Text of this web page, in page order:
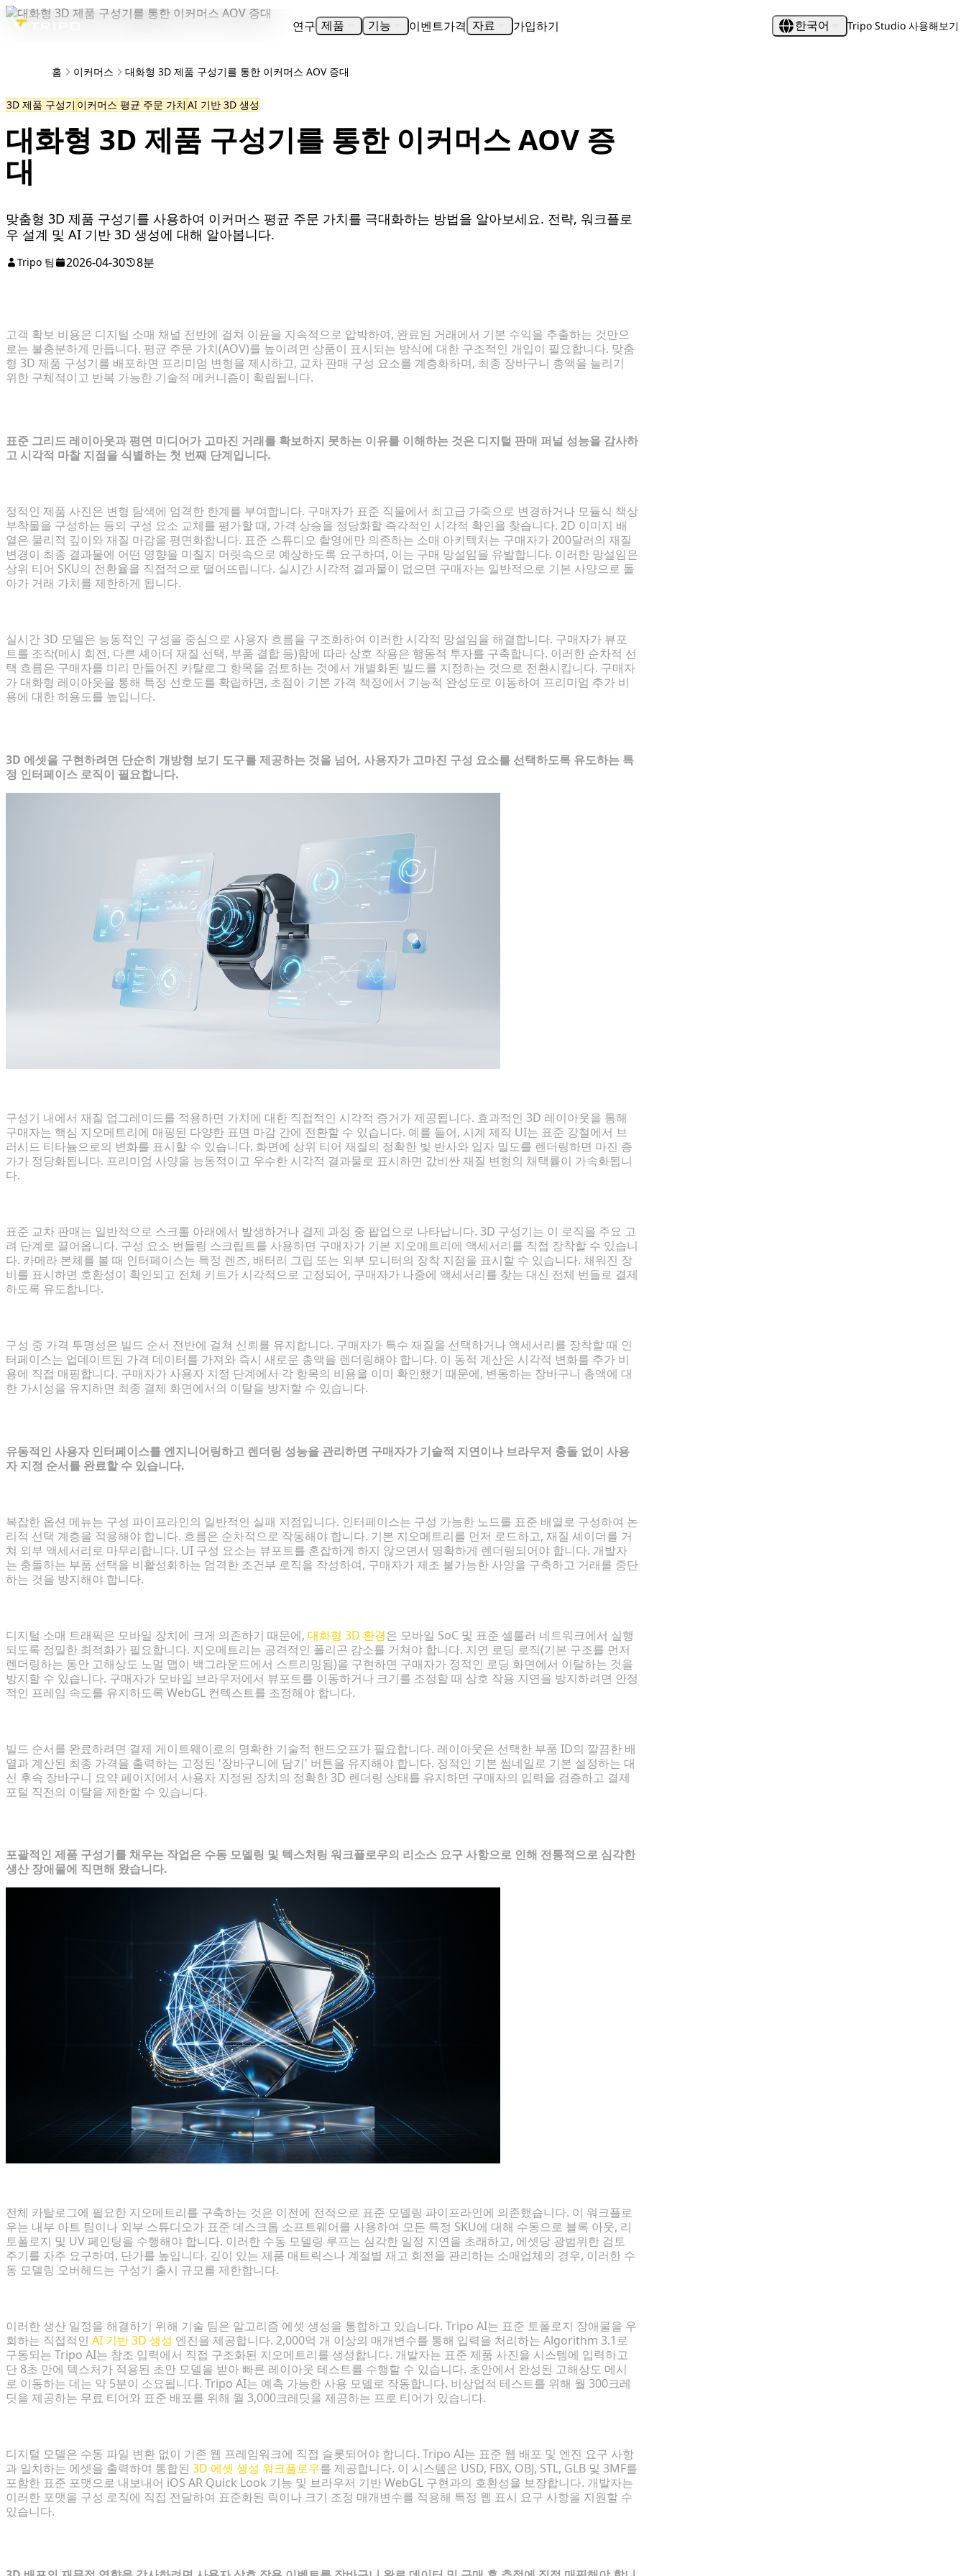
연구 제품 기능 이벤트가격 자료 가입하기 한국어 Tripo Studio 사용해보기
홈 이커머스 대화형 3D 제품 구성기를 통한 이커머스 AOV 증대
3D 제품 구성기 이커머스 평균 주문 가치 AI 기반 3D 생성
대화형 3D 제품 구성기를 통한 이커머스 AOV 증
대
맞춤형 3D 제품 구성기를 사용하여 이커머스 평균 주문 가치를 극대화하는 방법을 알아보세요. 전략, 워크플로
우 설계 및 AI 기반 3D 생성에 대해 알아봅니다.
Tripo 팀 2026-04-30 8분
고객 확보 비용은 디지털 소매 채널 전반에 걸쳐 이윤을 지속적으로 압박하여, 완료된 거래에서 기본 수익을 추출하는 것만으
로는 불충분하게 만듭니다. 평균 주문 가치(AOV)를 높이려면 상품이 표시되는 방식에 대한 구조적인 개입이 필요합니다. 맞춤
형 3D 제품 구성기를 배포하면 프리미엄 변형을 제시하고, 교차 판매 구성 요소를 계층화하며, 최종 장바구니 총액을 늘리기
위한 구체적이고 반복 가능한 기술적 메커니즘이 확립됩니다.
표준 그리드 레이아웃과 평면 미디어가 고마진 거래를 확보하지 못하는 이유를 이해하는 것은 디지털 판매 퍼널 성능을 감사하
고 시각적 마찰 지점을 식별하는 첫 번째 단계입니다.
정적인 제품 사진은 변형 탐색에 엄격한 한계를 부여합니다. 구매자가 표준 직물에서 최고급 가죽으로 변경하거나 모듈식 책상
부착물을 구성하는 등의 구성 요소 교체를 평가할 때, 가격 상승을 정당화할 즉각적인 시각적 확인을 찾습니다. 2D 이미지 배
열은 물리적 깊이와 재질 마감을 평면화합니다. 표준 스튜디오 촬영에만 의존하는 소매 아키텍처는 구매자가 200달러의 재질
변경이 최종 결과물에 어떤 영향을 미칠지 머릿속으로 예상하도록 요구하며, 이는 구매 망설임을 유발합니다. 이러한 망설임은
상위 티어 SKU의 전환율을 직접적으로 떨어뜨립니다. 실시간 시각적 결과물이 없으면 구매자는 일반적으로 기본 사양으로 돌
아가 거래 가치를 제한하게 됩니다.
실시간 3D 모델은 능동적인 구성을 중심으로 사용자 흐름을 구조화하여 이러한 시각적 망설임을 해결합니다. 구매자가 뷰포
트를 조작(메시 회전, 다른 셰이더 재질 선택, 부품 결합 등)함에 따라 상호 작용은 행동적 투자를 구축합니다. 이러한 순차적 선
택 흐름은 구매자를 미리 만들어진 카탈로그 항목을 검토하는 것에서 개별화된 빌드를 지정하는 것으로 전환시킵니다. 구매자
가 대화형 레이아웃을 통해 특정 선호도를 확립하면, 초점이 기본 가격 책정에서 기능적 완성도로 이동하여 프리미엄 추가 비
용에 대한 허용도를 높입니다.
3D 에셋을 구현하려면 단순히 개방형 보기 도구를 제공하는 것을 넘어, 사용자가 고마진 구성 요소를 선택하도록 유도하는 특
정 인터페이스 로직이 필요합니다.
구성기 내에서 재질 업그레이드를 적용하면 가치에 대한 직접적인 시각적 증거가 제공됩니다. 효과적인 3D 레이아웃을 통해
구매자는 핵심 지오메트리에 매핑된 다양한 표면 마감 간에 전환할 수 있습니다. 예를 들어, 시계 제작 UI는 표준 강철에서 브
러시드 티타늄으로의 변화를 표시할 수 있습니다. 화면에 상위 티어 재질의 정확한 빛 반사와 입자 밀도를 렌더링하면 마진 증
가가 정당화됩니다. 프리미엄 사양을 능동적이고 우수한 시각적 결과물로 표시하면 값비싼 재질 변형의 채택률이 가속화됩니
다.
표준 교차 판매는 일반적으로 스크롤 아래에서 발생하거나 결제 과정 중 팝업으로 나타납니다. 3D 구성기는 이 로직을 주요 고
려 단계로 끌어옵니다. 구성 요소 번들링 스크립트를 사용하면 구매자가 기본 지오메트리에 액세서리를 직접 장착할 수 있습니
다. 카메라 본체를 볼 때 인터페이스는 특정 렌즈, 배터리 그립 또는 외부 모니터의 장착 지점을 표시할 수 있습니다. 채워진 장
비를 표시하면 호환성이 확인되고 전체 키트가 시각적으로 고정되어, 구매자가 나중에 액세서리를 찾는 대신 전체 번들로 결제
하도록 유도합니다.
구성 중 가격 투명성은 빌드 순서 전반에 걸쳐 신뢰를 유지합니다. 구매자가 특수 재질을 선택하거나 액세서리를 장착할 때 인
터페이스는 업데이트된 가격 데이터를 가져와 즉시 새로운 총액을 렌더링해야 합니다. 이 동적 계산은 시각적 변화를 추가 비
용에 직접 매핑합니다. 구매자가 사용자 지정 단계에서 각 항목의 비용을 이미 확인했기 때문에, 변동하는 장바구니 총액에 대
한 가시성을 유지하면 최종 결제 화면에서의 이탈을 방지할 수 있습니다.
유동적인 사용자 인터페이스를 엔지니어링하고 렌더링 성능을 관리하면 구매자가 기술적 지연이나 브라우저 충돌 없이 사용
자 지정 순서를 완료할 수 있습니다.
복잡한 옵션 메뉴는 구성 파이프라인의 일반적인 실패 지점입니다. 인터페이스는 구성 가능한 노드를 표준 배열로 구성하여 논
리적 선택 계층을 적용해야 합니다. 흐름은 순차적으로 작동해야 합니다. 기본 지오메트리를 먼저 로드하고, 재질 셰이더를 거
쳐 외부 액세서리로 마무리합니다. UI 구성 요소는 뷰포트를 혼잡하게 하지 않으면서 명확하게 렌더링되어야 합니다. 개발자
는 충돌하는 부품 선택을 비활성화하는 엄격한 조건부 로직을 작성하여, 구매자가 제조 불가능한 사양을 구축하고 거래를 중단
하는 것을 방지해야 합니다.
디지털 소매 트래픽은 모바일 장치에 크게 의존하기 때문에, 대화형 3D 환경은 모바일 SoC 및 표준 셀룰러 네트워크에서 실행
되도록 정밀한 최적화가 필요합니다. 지오메트리는 공격적인 폴리곤 감소를 거쳐야 합니다. 지연 로딩 로직(기본 구조를 먼저
렌더링하는 동안 고해상도 노멀 맵이 백그라운드에서 스트리밍됨)을 구현하면 구매자가 정적인 로딩 화면에서 이탈하는 것을
방지할 수 있습니다. 구매자가 모바일 브라우저에서 뷰포트를 이동하거나 크기를 조정할 때 상호 작용 지연을 방지하려면 안정
적인 프레임 속도를 유지하도록 WebGL 컨텍스트를 조정해야 합니다.
빌드 순서를 완료하려면 결제 게이트웨이로의 명확한 기술적 핸드오프가 필요합니다. 레이아웃은 선택한 부품 ID의 깔끔한 배
열과 계산된 최종 가격을 출력하는 고정된 '장바구니에 담기' 버튼을 유지해야 합니다. 정적인 기본 썸네일로 기본 설정하는 대
신 후속 장바구니 요약 페이지에서 사용자 지정된 장치의 정확한 3D 렌더링 상태를 유지하면 구매자의 입력을 검증하고 결제
포털 직전의 이탈을 제한할 수 있습니다.
포괄적인 제품 구성기를 채우는 작업은 수동 모델링 및 텍스처링 워크플로우의 리소스 요구 사항으로 인해 전통적으로 심각한
생산 장애물에 직면해 왔습니다.
전체 카탈로그에 필요한 지오메트리를 구축하는 것은 이전에 전적으로 표준 모델링 파이프라인에 의존했습니다. 이 워크플로
우는 내부 아트 팀이나 외부 스튜디오가 표준 데스크톱 소프트웨어를 사용하여 모든 특정 SKU에 대해 수동으로 블록 아웃, 리
토폴로지 및 UV 페인팅을 수행해야 합니다. 이러한 수동 모델링 루프는 심각한 일정 지연을 초래하고, 에셋당 광범위한 검토
주기를 자주 요구하며, 단가를 높입니다. 깊이 있는 제품 매트릭스나 계절별 재고 회전을 관리하는 소매업체의 경우, 이러한 수
동 모델링 오버헤드는 구성기 출시 규모를 제한합니다.
이러한 생산 일정을 해결하기 위해 기술 팀은 알고리즘 에셋 생성을 통합하고 있습니다. Tripo AI는 표준 토폴로지 장애물을 우
회하는 직접적인 AI 기반 3D 생성 엔진을 제공합니다. 2,000억 개 이상의 매개변수를 통해 입력을 처리하는 Algorithm 3.1로
구동되는 Tripo AI는 참조 입력에서 직접 구조화된 지오메트리를 생성합니다. 개발자는 표준 제품 사진을 시스템에 입력하고
단 8초 만에 텍스처가 적용된 초안 모델을 받아 빠른 레이아웃 테스트를 수행할 수 있습니다. 초안에서 완성된 고해상도 메시
로 이동하는 데는 약 5분이 소요됩니다. Tripo AI는 예측 가능한 사용 모델로 작동합니다. 비상업적 테스트를 위해 월 300크레
딧을 제공하는 무료 티어와 표준 배포를 위해 월 3,000크레딧을 제공하는 프로 티어가 있습니다.
디지털 모델은 수동 파일 변환 없이 기존 웹 프레임워크에 직접 슬롯되어야 합니다. Tripo AI는 표준 웹 배포 및 엔진 요구 사항
과 일치하는 에셋을 출력하여 통합된 3D 에셋 생성 워크플로우를 제공합니다. 이 시스템은 USD, FBX, OBJ, STL, GLB 및 3MF를
포함한 표준 포맷으로 내보내어 iOS AR Quick Look 기능 및 브라우저 기반 WebGL 구현과의 호환성을 보장합니다. 개발자는
이러한 포맷을 구성 로직에 직접 전달하여 표준화된 릭이나 크기 조정 매개변수를 적용해 특정 웹 표시 요구 사항을 지원할 수
있습니다.